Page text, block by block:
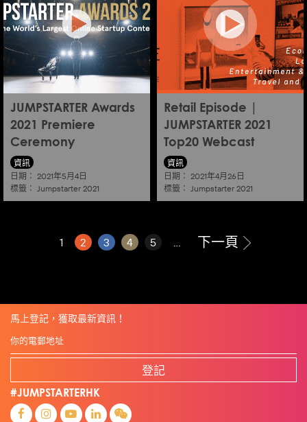
JUMPSTARTER Awards
2021 Premiere
Ceremony
資訊
日期： 2021年5月4日
標籤： Jumpstarter 2021
Retail Episode |
JUMPSTARTER 2021
Top20 Webcast
資訊
日期： 2021年4月26日
標籤： Jumpstarter 2021
1 2 3 4 5 ... 下一頁
馬上登記，獲取最新資訊！
登記
#JUMPSTARTERHK